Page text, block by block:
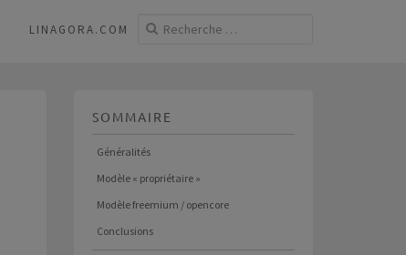
LINAGORA.COM
SOMMAIRE
Généralités
Modèle « propriétaire »
Modèle freemium / opencore
Conclusions